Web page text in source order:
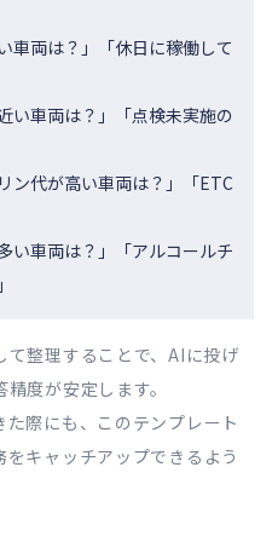
車両は？」「休日に稼働して
い車両は？」「点検未実施の
ン代が高い車両は？」「ETC
い車両は？」「アルコールチ
て整理することで、AIに投げ
度が安定します。
際にも、このテンプレート
キャッチアップできるよう